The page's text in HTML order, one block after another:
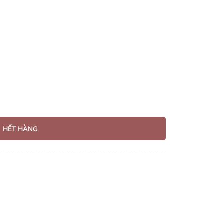
HẾT HÀNG